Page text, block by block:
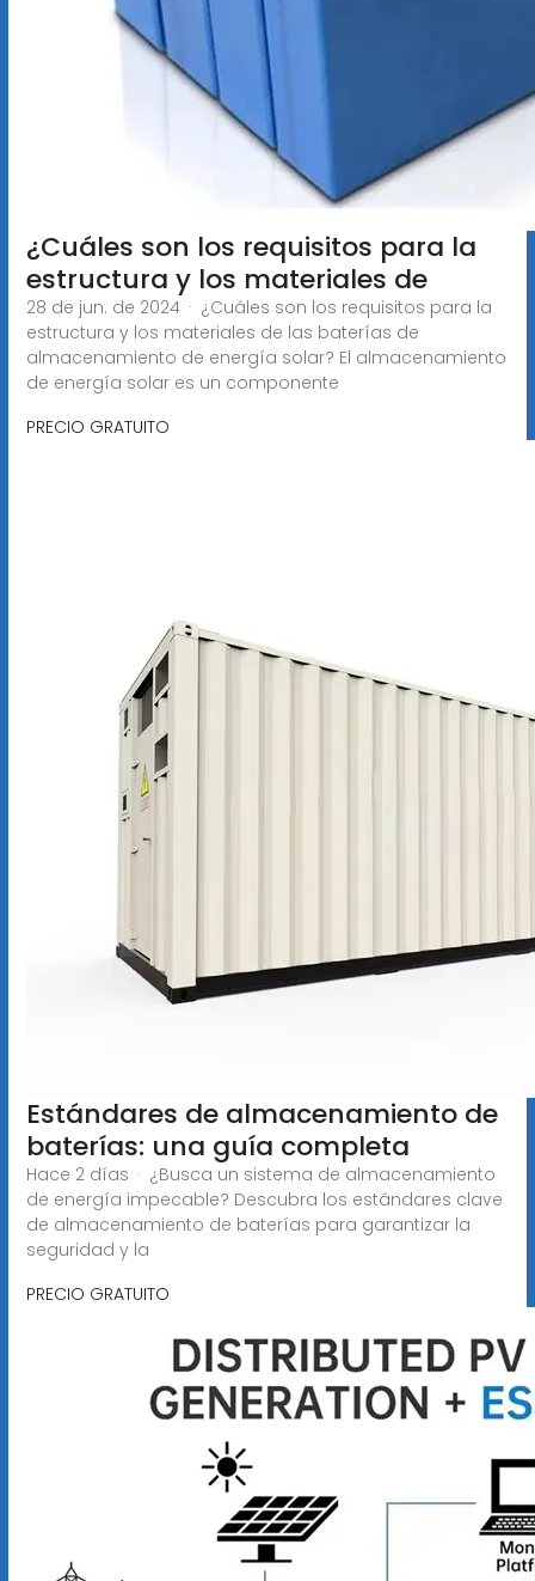
¿Cuáles son los requisitos para la
estructura y los materiales de
28 de jun. de 2024 · ¿Cuáles son los requisitos para la
estructura y los materiales de las baterías de
almacenamiento de energía solar? El almacenamiento
de energía solar es un componente
PRECIO GRATUITO
Estándares de almacenamiento de
baterías: una guía completa
Hace 2 días · ¿Busca un sistema de almacenamiento
de energía impecable? Descubra los estándares clave
de almacenamiento de baterías para garantizar la
seguridad y la
PRECIO GRATUITO